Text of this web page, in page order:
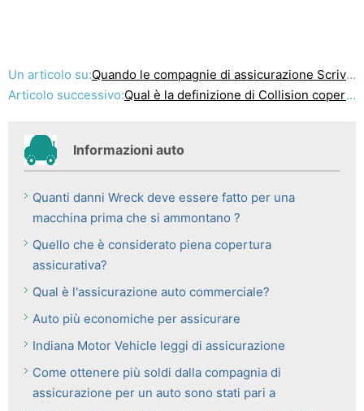
Un articolo su:Quando le compagnie di assicurazione Scrivi Off Auto?
Articolo successivo:Qual è la definizione di Collision copertura della polizza auto?
Informazioni auto
Quanti danni Wreck deve essere fatto per una
macchina prima che si ammontano ?
Quello che è considerato piena copertura
assicurativa?
Qual è l'assicurazione auto commerciale?
Auto più economiche per assicurare
Indiana Motor Vehicle leggi di assicurazione
Come ottenere più soldi dalla compagnia di
assicurazione per un auto sono stati pari a